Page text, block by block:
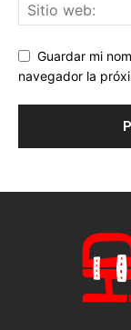
Guardar mi
navegador la